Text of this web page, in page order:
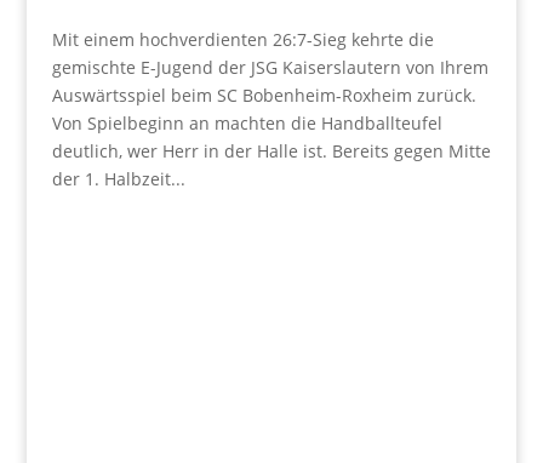
Mit einem hochverdienten 26:7-Sieg kehrte die
gemischte E-Jugend der JSG Kaiserslautern von Ihrem
Auswärtsspiel beim SC Bobenheim-Roxheim zurück.
Von Spielbeginn an machten die Handballteufel
deutlich, wer Herr in der Halle ist. Bereits gegen Mitte
der 1. Halbzeit...